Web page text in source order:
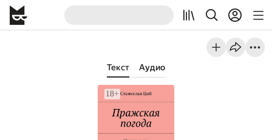
Текст Аудио